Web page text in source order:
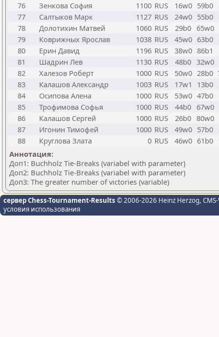
76
Зенкова София 1100 RUS 16w0 59b0
77
Салтыков Марк 1127 RUS 24w0 55b0
78
Долотихин Матвей 1060 RUS 29b0 65w0
79
Коврижных Ярослав 1038 RUS 45w0 63b0
80
Ерин Давид 1196 RUS 38w0 86b1
81
Шадрин Лев 1130 RUS 48b0 32w0
82
Халезов Роберт 1000 RUS 50w0 28b0
83
Калашов Александр 1003 RUS 17w1 13b0
84
Осипова Алена 1000 RUS 53w0 47b0
85
Трофимова Софья 1000 RUS 44b0 67w0
86
Калашов Сергей 1000 RUS 26b0 80w0
87
Игонин Тимофей 1000 RUS 49w0 57b0
88
Круглова Злата 0 RUS 46w0 61b0
Аннотация:
Доп1: Buchholz Tie-Breaks (variabel with parameter)
Доп2: Buchholz Tie-Breaks (variabel with parameter)
Доп3: The greater number of victories (variable)
сервер Chess-Tournament-Results © 2006-2026 Heinz Herzog,
условия использования